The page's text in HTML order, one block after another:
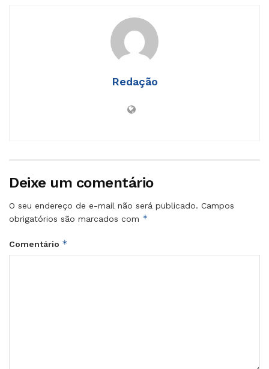
Redação
Deixe um comentário
O seu endereço de e-mail não será publicado. Campos
obrigatórios são marcados com *
Comentário *